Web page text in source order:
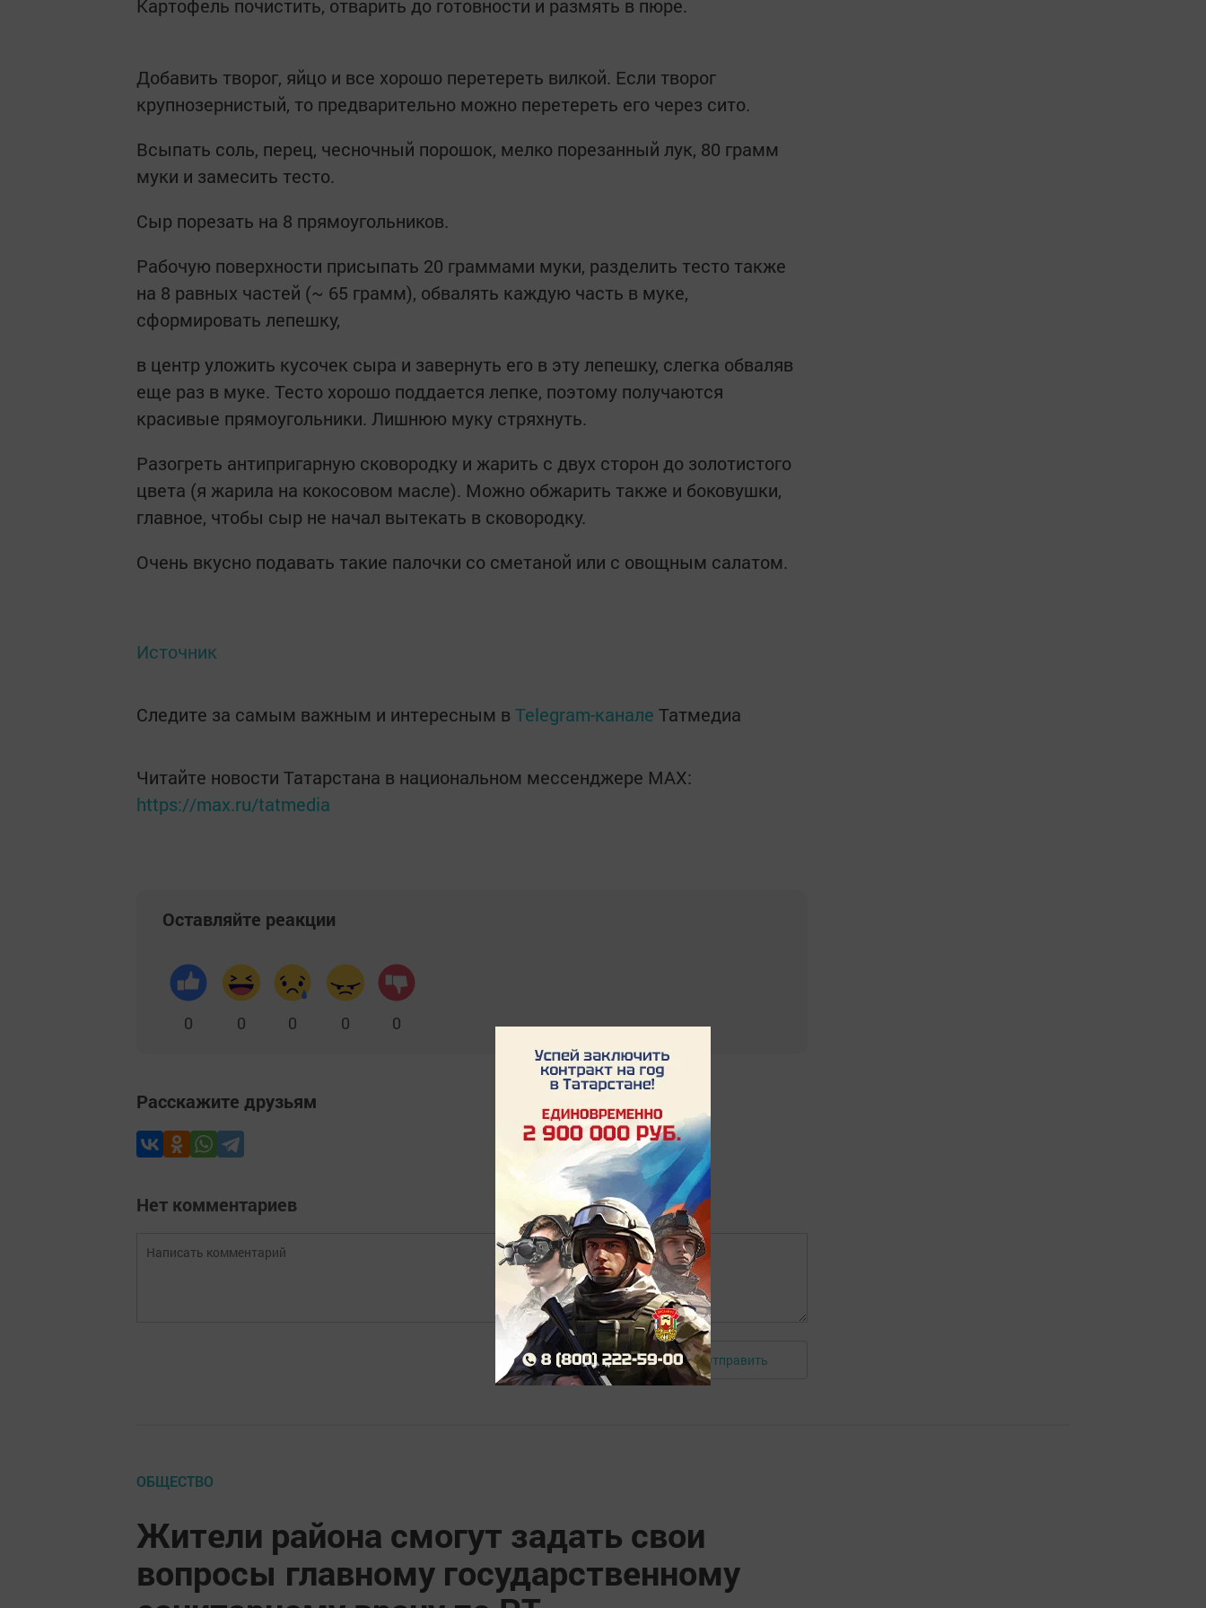
Картофель почистить, отварить до готовности и размять в пюре.
Добавить творог, яйцо и все хорошо перетереть вилкой. Если творог
крупнозернистый, то предварительно можно перетереть его через сито.
Всыпать соль, перец, чесночный порошок, мелко порезанный лук, 80 грамм
муки и замесить тесто.
Сыр порезать на 8 прямоугольников.
Рабочую поверхности присыпать 20 граммами муки, разделить тесто также
на 8 равных частей (~ 65 грамм), обвалять каждую часть в муке,
сформировать лепешку,
в центр уложить кусочек сыра и завернуть его в эту лепешку, слегка обваляв
еще раз в муке. Тесто хорошо поддается лепке, поэтому получаются
красивые прямоугольники. Лишнюю муку стряхнуть.
Разогреть антипригарную сковородку и жарить с двух сторон до золотистого
цвета (я жарила на кокосовом масле). Можно обжарить также и боковушки,
главное, чтобы сыр не начал вытекать в сковородку.
Очень вкусно подавать такие палочки со сметаной или с овощным салатом.
Источник
Следите за самым важным и интересным в Telegram-канале Татмедиа
Читайте новости Татарстана в национальном мессенджере MАХ:
https://max.ru/tatmedia
Оставляйте реакции
0 0 0 0 0
Расскажите друзьям
Нет комментариев
Авторизоваться Отправить
ОБЩЕСТВО
Жители района смогут задать свои
вопросы главному государственному